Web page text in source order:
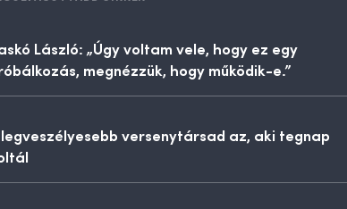
László: „Úgy voltam vele, hogy ez egy
megnézzük, hogy működik-e.”
versenytársad az, aki tegnap